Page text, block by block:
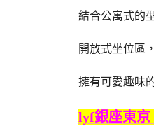
結合公寓式的
開放式坐位區
擁有可愛趣味
lyf銀座東京